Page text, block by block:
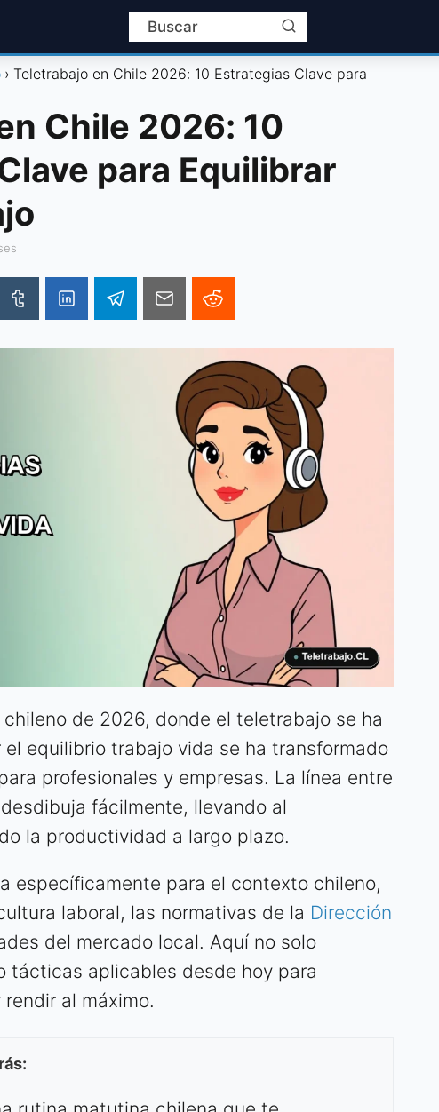
Teletrabajo en Chile 2026: 10 Estrategias Clave para
Chile 2026: 10
para Equilibrar
chileno de 2026, donde el teletrabajo se ha
equilibrio trabajo vida se ha transformado
profesionales y empresas. La línea entre
fácilmente, llevando al
la productividad a largo plazo.
específicamente para el contexto chileno,
laboral, las normativas de la Dirección
del mercado local. Aquí no solo
tácticas aplicables desde hoy para
al máximo.